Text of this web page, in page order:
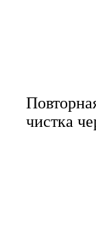
чистка